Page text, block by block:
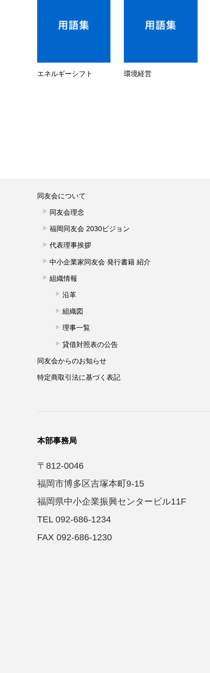
エネルギーシフト 環境経営
同友会について
同友会理念
福岡同友会 2030ビジョン
代表理事挨拶
中小企業家同友会 発行書籍 紹介
組織情報
沿革
組織図
理事一覧
貸借対照表の公告
同友会からのお知らせ
特定商取引法に基づく表記
本部事務局
〒812-0046
福岡市博多区吉塚本町9-15
福岡県中小企業振興センタービル11F
TEL 092-686-1234
FAX 092-686-1230